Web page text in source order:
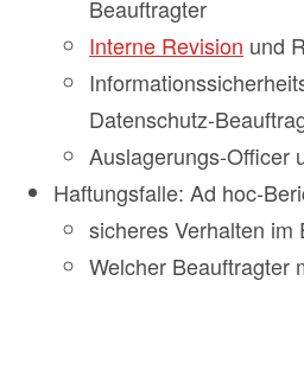
Beauftragter
Interne Revision und
Datenschutz-
Auslagerungs-Officer
Haftungsfalle: Ad hoc-
sicheres Verhalten im
Welcher Beauftragter